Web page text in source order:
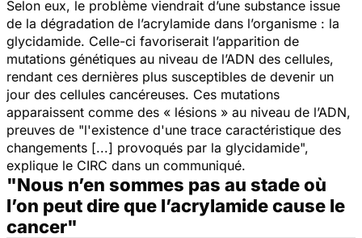
Selon eux, le problème viendrait d’une substance issue
de la dégradation de l’acrylamide dans l’organisme : la
glycidamide. Celle-ci favoriserait l’apparition de
mutations génétiques au niveau de l’ADN des cellules,
rendant ces dernières plus susceptibles de devenir un
jour des cellules cancéreuses. Ces mutations
apparaissent comme des « lésions » au niveau de l’ADN,
preuves de "l'existence d'une trace caractéristique des
changements [...] provoqués par la glycidamide",
explique le CIRC dans un communiqué.
"Nous n’en sommes pas au stade où
l’on peut dire que l’acrylamide cause le
cancer"